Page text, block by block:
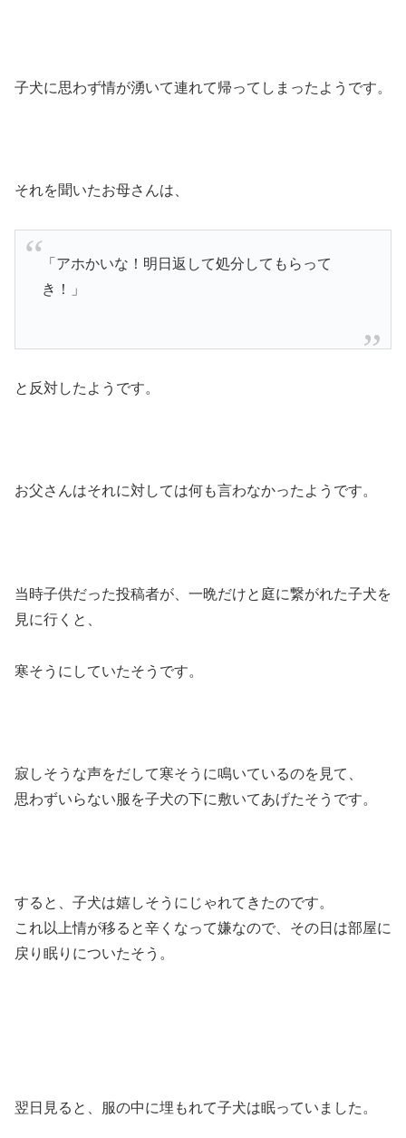
子犬に思わず情が湧いて連れて帰ってしまったようです。
それを聞いたお母さんは、
「アホかいな！明日返して処分してもらって
き！」
と反対したようです。
お父さんはそれに対しては何も言わなかったようです。
当時子供だった投稿者が、一晩だけと庭に繋がれた子犬を
見に行くと、
寒そうにしていたそうです。
寂しそうな声をだして寒そうに鳴いているのを見て、
思わずいらない服を子犬の下に敷いてあげたそうです。
すると、子犬は嬉しそうにじゃれてきたのです。
これ以上情が移ると辛くなって嫌なので、その日は部屋に
戻り眠りについたそう。
翌日見ると、服の中に埋もれて子犬は眠っていました。